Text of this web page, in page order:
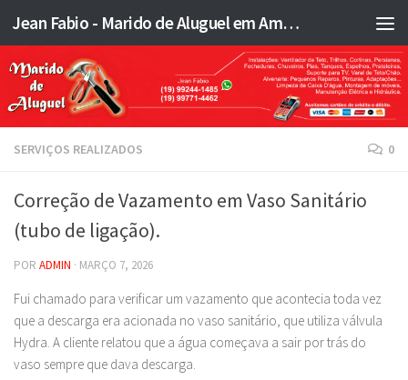
Skip to content Jean Fabio - Marido de Aluguel em Americana SP e região - JFMA
SERVIÇOS REALIZADOS 0
Correção de Vazamento em Vaso Sanitário
(tubo de ligação).
POR ADMIN · MARÇO 7, 2026
Fui chamado para verificar um vazamento que acontecia toda vez
que a descarga era acionada no vaso sanitário, que utiliza válvula
Hydra. A cliente relatou que a água começava a sair por trás do
vaso sempre que dava descarga.